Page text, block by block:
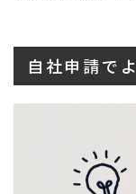
自社申請で